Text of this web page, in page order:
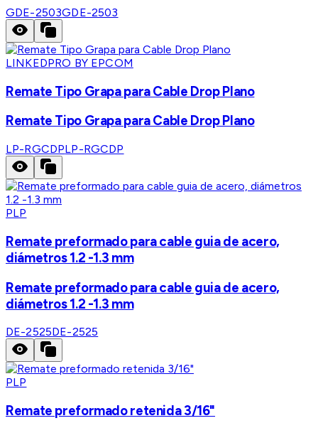
GDE-2503GDE-2503
LINKEDPRO BY EPCOM
Remate Tipo Grapa para Cable Drop Plano
Remate Tipo Grapa para Cable Drop Plano
LP-RGCDPLP-RGCDP
PLP
Remate preformado para cable guia de acero,
diámetros 1.2 -1.3 mm
Remate preformado para cable guia de acero,
diámetros 1.2 -1.3 mm
DE-2525DE-2525
PLP
Remate preformado retenida 3/16"